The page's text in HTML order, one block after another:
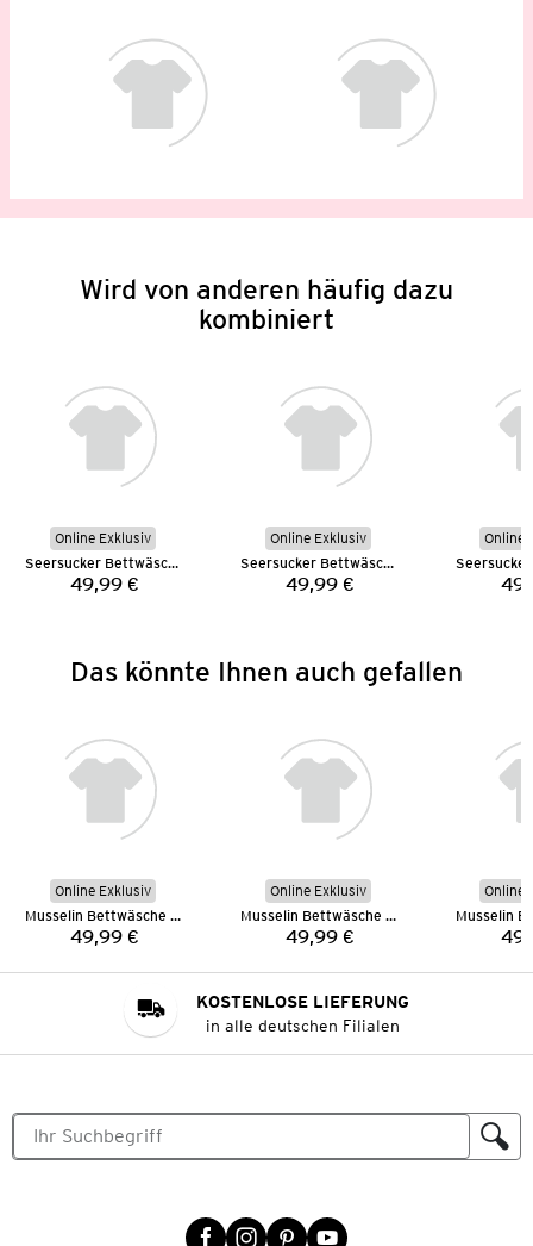
Wird von anderen häufig dazu
kombiniert
Online Exklusiv
Seersucker Bettwäsche 135 x 200 cm
Preis:
49,99 €
Online Exklusiv
Seersucker Bettwäsche 135 x 200 cm
Preis:
49,99 €
Online
Das könnte Ihnen auch gefallen
Online Exklusiv
Musselin Bettwäsche 135 x 200 cm
Preis:
49,99 €
Online Exklusiv
Musselin Bettwäsche 135 x 200 cm
Preis:
49,99 €
Online
KOSTENLOSE LIEFERUNG
in alle deutschen Filialen